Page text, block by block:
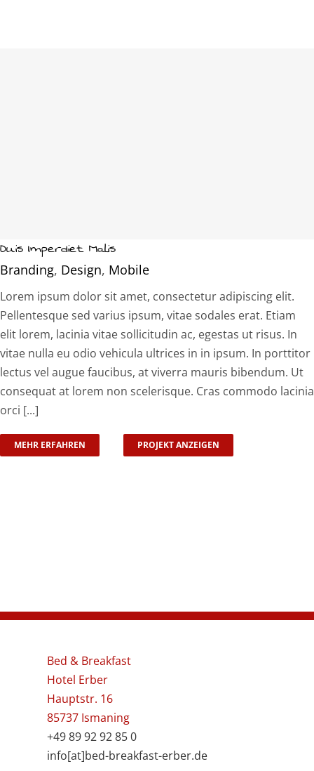
Duis Imperdiet Malis
Branding, Design, Mobile
Lorem ipsum dolor sit amet, consectetur adipiscing elit.
Pellentesque sed varius ipsum, vitae sodales erat. Etiam
elit lorem, lacinia vitae sollicitudin ac, egestas ut risus. In
vitae nulla eu odio vehicula ultrices in in ipsum. In porttitor
lectus vel augue faucibus, at viverra mauris bibendum. Ut
consequat at lorem non scelerisque. Cras commodo lacinia
orci [...]
MEHR ERFAHREN PROJEKT ANZEIGEN
Bed & Breakfast
Hotel Erber
Hauptstr. 16
85737 Ismaning
+49 89 92 92 85 0
info[at]bed-breakfast-erber.de